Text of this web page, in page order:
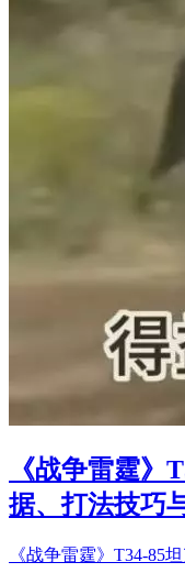
《战争雷霆》
据、打法技巧
《战争雷霆》T34-85